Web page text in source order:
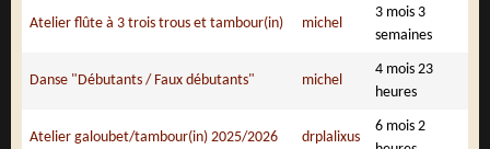
Atelier flûte à 3 trois trous et tambour(in) michel
3 mois 3
semaines
Danse "Débutants / Faux débutants" michel
4 mois 23
heures
Atelier galoubet/tambour(in) 2025/2026 drplalixus
6 mois 2